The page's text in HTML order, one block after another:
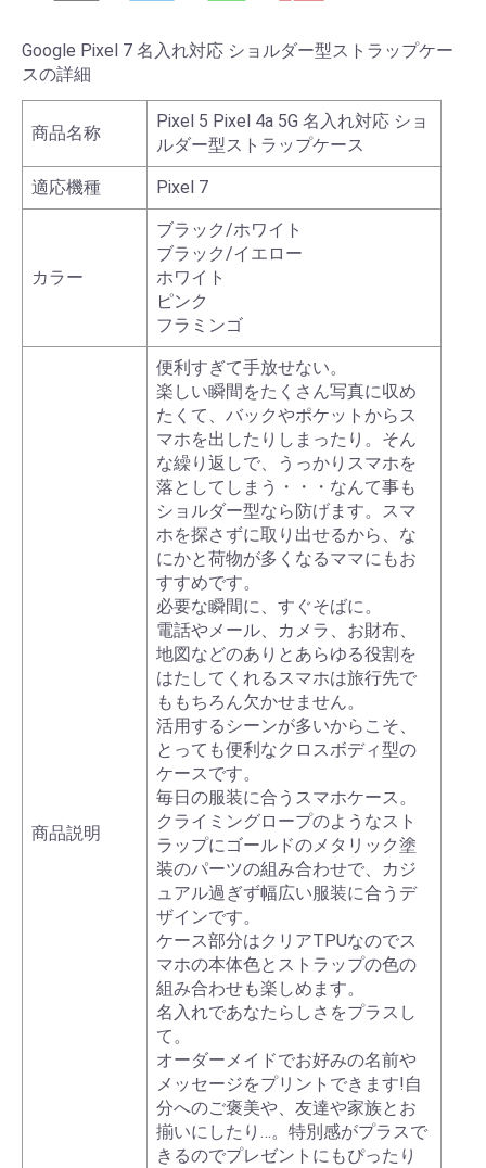
Google Pixel 7 名入れ対応 ショルダー型ストラップケー
スの詳細
商品名称
Pixel 5 Pixel 4a 5G 名入れ対応 ショ
ルダー型ストラップケース
適応機種 Pixel 7
カラー
ブラック/ホワイト
ブラック/イエロー
ホワイト
ピンク
フラミンゴ
商品説明
便利すぎて手放せない。
楽しい瞬間をたくさん写真に収め
たくて、バックやポケットからス
マホを出したりしまったり。そん
な繰り返しで、うっかりスマホを
落としてしまう・・・なんて事も
ショルダー型なら防げます。スマ
ホを探さずに取り出せるから、な
にかと荷物が多くなるママにもお
すすめです。
必要な瞬間に、すぐそばに。
電話やメール、カメラ、お財布、
地図などのありとあらゆる役割を
はたしてくれるスマホは旅行先で
ももちろん欠かせません。
活用するシーンが多いからこそ、
とっても便利なクロスボディ型の
ケースです。
毎日の服装に合うスマホケース。
クライミングロープのようなスト
ラップにゴールドのメタリック塗
装のパーツの組み合わせで、カジ
ュアル過ぎず幅広い服装に合うデ
ザインです。
ケース部分はクリアTPUなのでス
マホの本体色とストラップの色の
組み合わせも楽しめます。
名入れであなたらしさをプラスし
て。
オーダーメイドでお好みの名前や
メッセージをプリントできます!自
分へのご褒美や、友達や家族とお
揃いにしたり…。特別感がプラスで
きるのでプレゼントにもぴったり